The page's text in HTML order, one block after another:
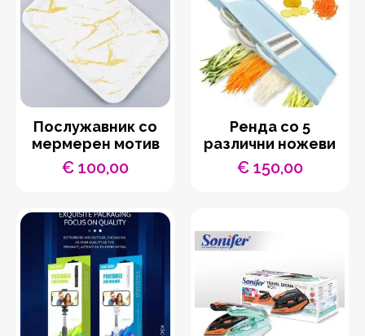
Послужавник со
мермерен мотив
€ 100,00
Ренда со 5
различни ножеви
€150,00